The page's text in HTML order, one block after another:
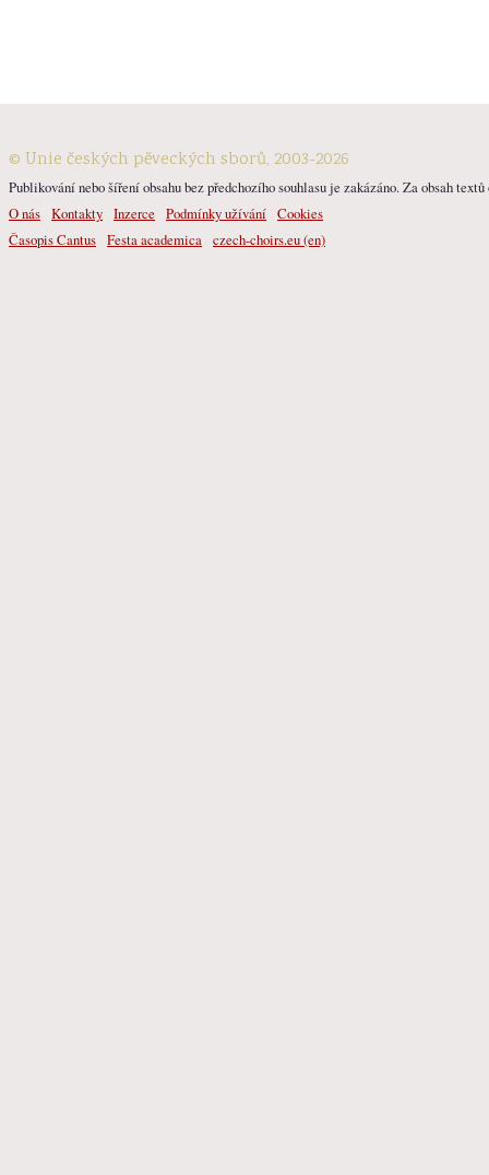
© Unie českých pěveckých sborů, 2003-2026
Publikování nebo šíření obsahu bez předchozího souhlasu je zakázáno. Za obsah
O nás Kontakty Inzerce Podmínky užívání Cookies
Časopis Cantus Festa academica czech-choirs.eu (en)